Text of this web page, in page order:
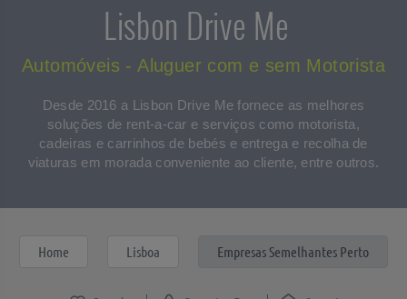
Lisbon Drive Me
Automóveis - Aluguer com e sem Motorista
Desde 2016 a Lisbon Drive Me fornece as melhores
soluções de rent-a-car e serviços como motorista,
cadeiras e carrinhos de bebés e entrega e recolha de
viaturas em morada conveniente ao cliente, entre outros.
Home Lisboa Empresas Semelhantes Perto